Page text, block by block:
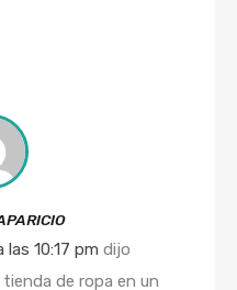
10:17 pm dijo
de ropa en un